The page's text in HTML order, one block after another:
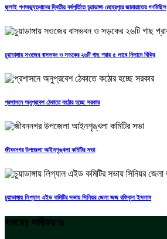
জুলাই গণঅভ্যুত্থানের দ্বিতীয় বর্ষপূর্তিতে চুয়াডাঙ্গা-মেহেরপুরে জামায়াতের গণমিছিল
চুয়াডাঙ্গায় সওজের বাসভবন ও সড়কের ২৬টি গাছ প্রায় ৫ লাখে নিলামে বিক্রি
প্রশাসনে অনুপ্রবেশ ঠেকাতে কঠোর হচ্ছে সরকার
জীবননগর উপজেলা আইনশৃঙ্খলা কমিটির সভা
চুয়াডাঙ্গায় লিগ্যাল এইড কমিটির সভায় সিনিয়র জেলা জজ রফিকুল ইসলাম
সময়ের সমীকরণঃ